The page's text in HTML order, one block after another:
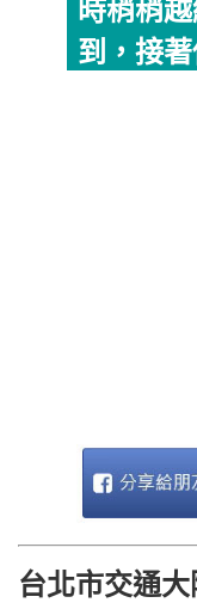
時稍稍
到，接
台北市交通